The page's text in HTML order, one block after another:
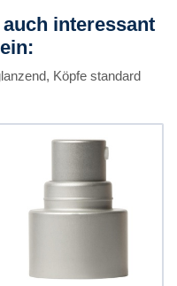
interessant
Köpfe standard